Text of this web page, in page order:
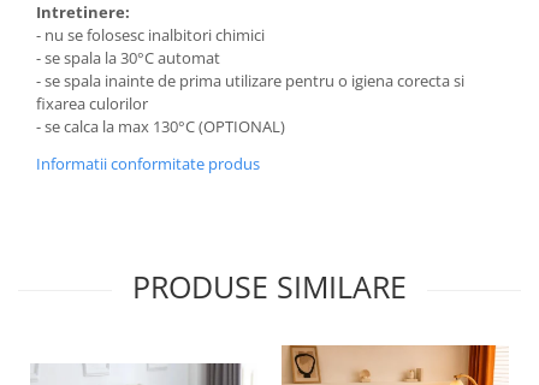
Intretinere:
- nu se folosesc inalbitori chimici
- se spala la 30°C automat
- se spala inainte de prima utilizare pentru o igiena corecta si
fixarea culorilor
- se calca la max 130°C (OPTIONAL)
Informatii conformitate produs
PRODUSE SIMILARE